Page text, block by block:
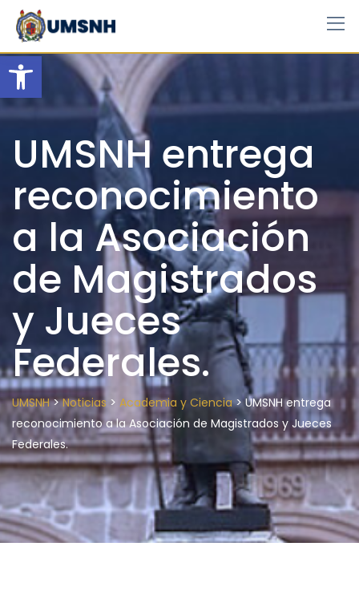
Open toolbar
Skip
content
UMSNH entrega
reconocimiento
a la Asociación
de Magistrados
y Jueces
Federales.
UMSNH>Noticias > Academia y Ciencia>UMSNH entrega
reconocimiento a la Asociación de Magistrados y Jueces
Federales.